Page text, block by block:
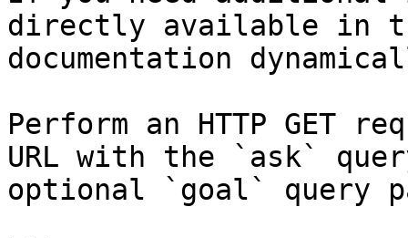
directly available in
documentation
Perform an HTTP GET
URL with the `ask`
optional `goal` query